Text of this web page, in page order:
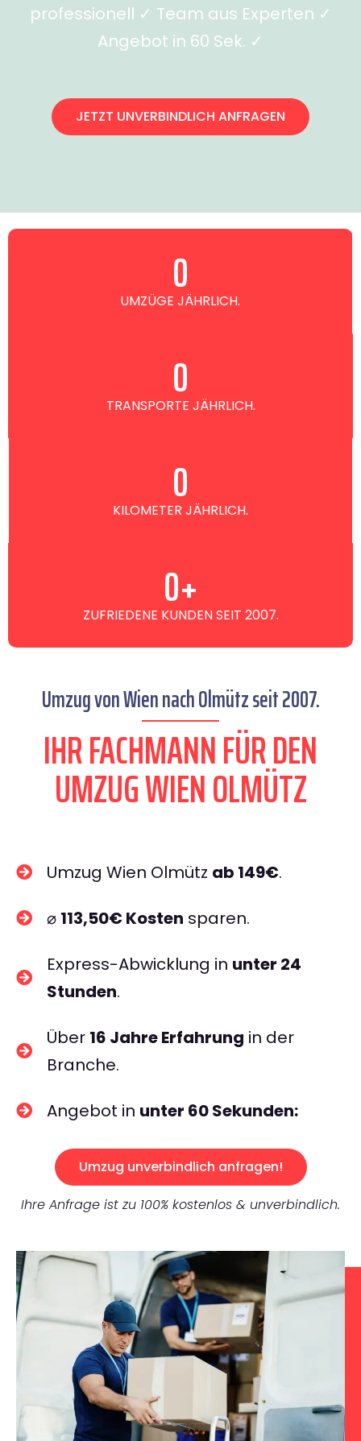
professionell ✓ Team aus Experten ✓
Angebot in 60 Sek. ✓
JETZT UNVERBINDLICH ANFRAGEN
UMZÜGE JÄHRLICH.
0
TRANSPORTE JÄHRLICH.
0
KILOMETER JÄHRLICH.
0
ZUFRIEDENE KUNDEN SEIT 2007.
0+
Umzug von Wien nach Olmütz seit 2007.
IHR FACHMANN FÜR DEN
UMZUG WIEN OLMÜTZ
Umzug Wien Olmütz ab 149€.
⌀ 113,50€ Kosten sparen.
Express-Abwicklung in unter 24
Stunden.
Über 16 Jahre Erfahrung in der
Branche.
Angebot in unter 60 Sekunden:
Umzug unverbindlich anfragen!
Ihre Anfrage ist zu 100% kostenlos & unverbindlich.